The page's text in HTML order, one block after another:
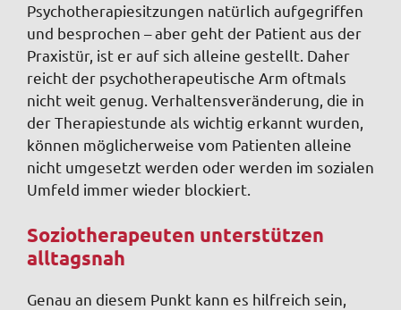
Psychotherapiesitzungen natürlich aufgegriffen
und besprochen – aber geht der Patient aus der
Praxistür, ist er auf sich alleine gestellt. Daher
reicht der psychotherapeutische Arm oftmals
nicht weit genug. Verhaltensveränderung, die in
der Therapiestunde als wichtig erkannt wurden,
können möglicherweise vom Patienten alleine
nicht umgesetzt werden oder werden im sozialen
Umfeld immer wieder blockiert.
Soziotherapeuten unterstützen
alltagsnah
Genau an diesem Punkt kann es hilfreich sein,